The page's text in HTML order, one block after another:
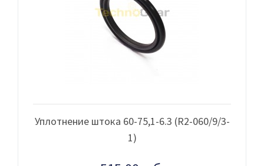
Уплотнение штока 60-75,1-6.3 (R2-060/9/3-
1)